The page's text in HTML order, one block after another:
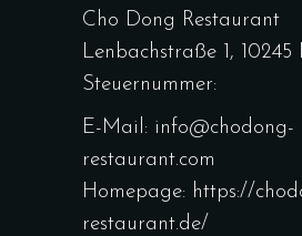
Cho Dong Restaurant
Lenbachstraße 1, 10245
Steuernummer:
E-Mail: info@chodong-
restaurant.com
Homepage: https://
restaurant.de/